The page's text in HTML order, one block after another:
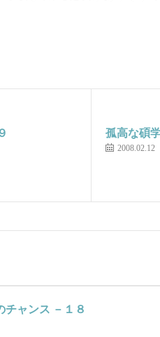
孤高な碩
2008.02.12
チャンス －１８